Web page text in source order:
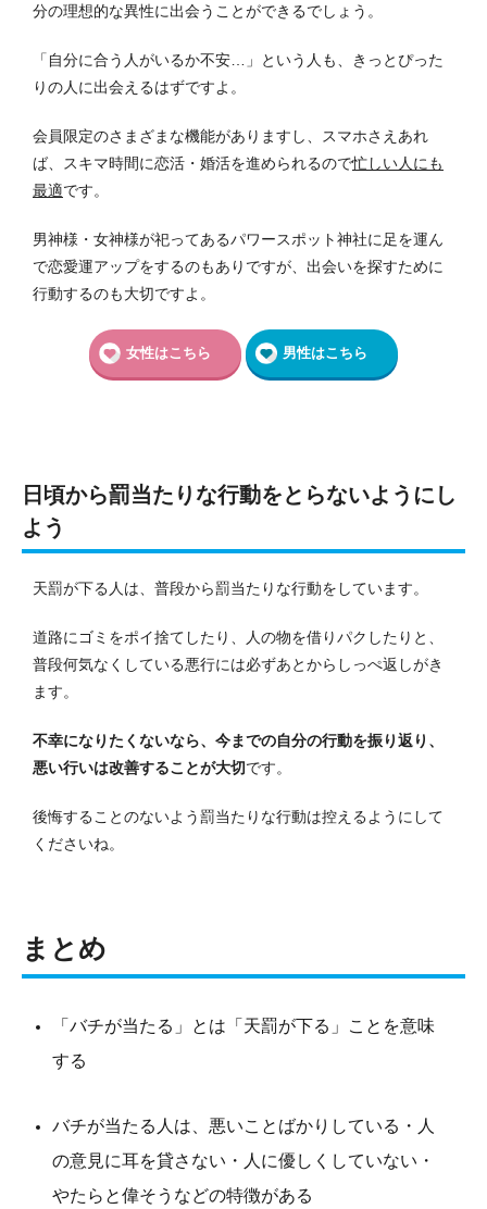
分の理想的な異性に出会うことができるでしょう。
「自分に合う人がいるか不安…」という人も、きっとぴった
りの人に出会えるはずですよ。
会員限定のさまざまな機能がありますし、スマホさえあれ
ば、スキマ時間に恋活・婚活を進められるので忙しい人にも
最適です。
男神様・女神様が祀ってあるパワースポット神社に足を運ん
で恋愛運アップをするのもありですが、出会いを探すために
行動するのも大切ですよ。
女性はこちら 男性はこちら
日頃から罰当たりな行動をとらないようにし
よう
天罰が下る人は、普段から罰当たりな行動をしています。
道路にゴミをポイ捨てしたり、人の物を借りパクしたりと、
普段何気なくしている悪行には必ずあとからしっぺ返しがき
ます。
不幸になりたくないなら、今までの自分の行動を振り返り、
悪い行いは改善することが大切です。
後悔することのないよう罰当たりな行動は控えるようにして
くださいね。
まとめ
「バチが当たる」とは「天罰が下る」ことを意味
する
バチが当たる人は、悪いことばかりしている・人
の意見に耳を貸さない・人に優しくしていない・
やたらと偉そうなどの特徴がある